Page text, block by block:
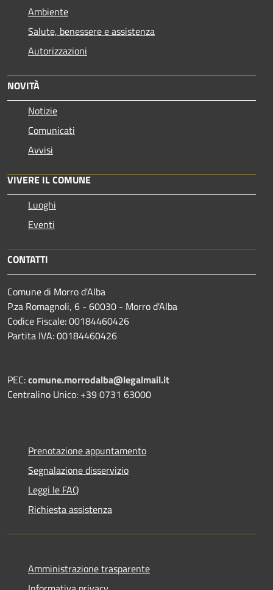
Ambiente
Salute, benessere e assistenza
Autorizzazioni
NOVITÀ
Notizie
Comunicati
Avvisi
VIVERE IL COMUNE
Luoghi
Eventi
CONTATTI
Comune di Morro d'Alba
P.za Romagnoli, 6 - 60030 - Morro d'Alba
Codice Fiscale: 00184460426
Partita IVA: 00184460426
PEC:comune.morrodalba@legalmail.it
Centralino Unico: +39 0731 63000
Prenotazione appuntamento
Segnalazione disservizio
Leggi le FAQ
Richiesta assistenza
Amministrazione trasparente